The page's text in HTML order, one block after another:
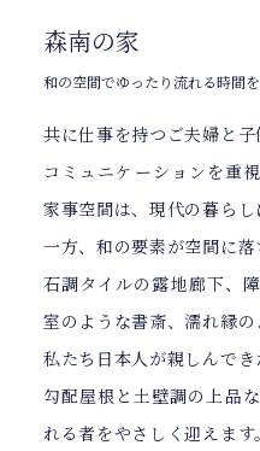
森南の家
和の空間でゆったり流れる時間
共に仕事を持つご夫婦と子
コミュニケーションを重
家事空間は、現代の暮らし
一方、和の要素が空間に落
石調タイルの露地廊下、
室のような書斎、濡れ縁の
私たち日本人が親しんでき
勾配屋根と土壁調の上品
れる者をやさしく迎えます。